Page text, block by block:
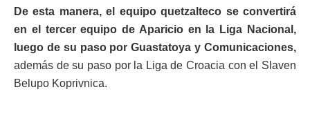
De esta manera, el equipo quetzalteco se convertirá
en el tercer equipo de Aparicio en la Liga Nacional,
luego de su paso por Guastatoya y Comunicaciones,
además de su paso por la Liga de Croacia con el Slaven
Belupo Koprivnica.